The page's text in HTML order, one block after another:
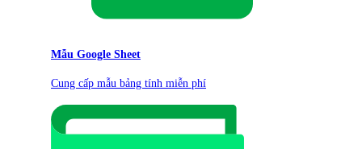
Mẫu Google Sheet
Cung cấp mẫu bảng tính miễn phí